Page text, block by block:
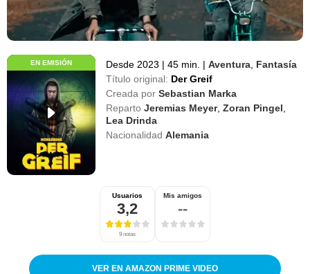
EN EMISIÓN Desde 2023 | 45 min. | Aventura Fantasía
Título original: Der Greif
Creada por Sebastian Marka
Reparto Jeremias Meyer,Zoran Pingel
Lea Drinda
Nacionalidad Alemania
Usuarios
3,2
9 notas
Mis amigos
--
VER EN AMAZON PRIME VIDEO